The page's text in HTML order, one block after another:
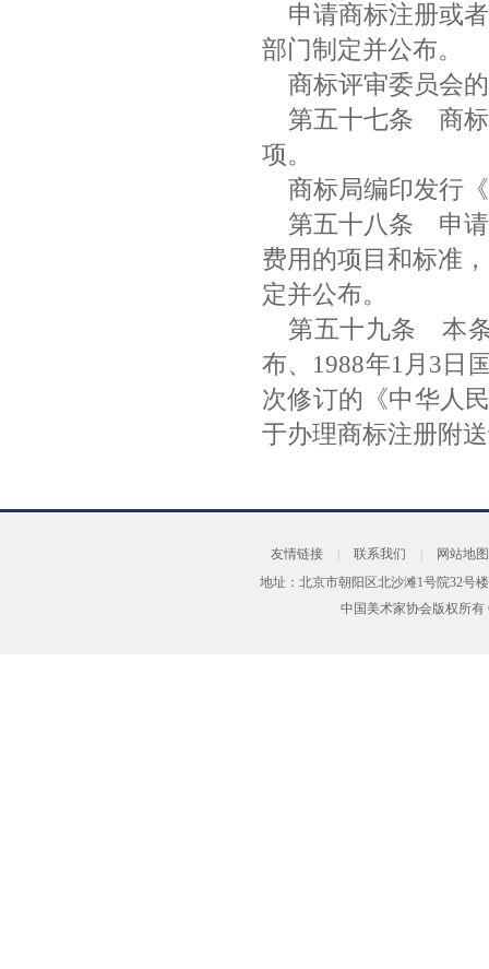
申请商标注册或
部门制定并公布。
商标评审委员会
第五十七条 商标
项。
商标局编印发行
第五十八条 申请
费用的项目和标准
定并公布。
第五十九条 本条
布、1988年1月3日
次修订的《中华人
于办理商标注册附
友情链接 联系我们
网站地图
地址：北京市朝阳区北沙滩1号院32号
中国美术家协会版权所有